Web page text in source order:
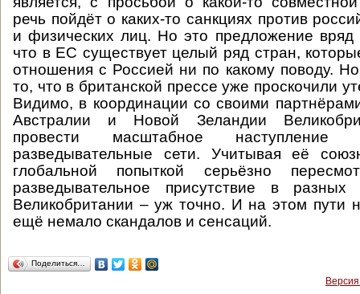
речь пойдёт о каких-то санкциях против
и физических лиц. Но это предложение вряд
что в ЕС существует целый ряд стран,
отношения с Россией ни по какому поводу.
то, что в британской прессе уже проскочили
Видимо, в координации со своими
Австралии и Новой Зеландии
провести масштабное наступление
разведывательные сети. Учитывая её
глобальной попыткой серьёзно
разведывательное присутствие в
Великобритании – уж точно. И на этом пути
ещё немало скандалов и сенсаций.
Поделиться…